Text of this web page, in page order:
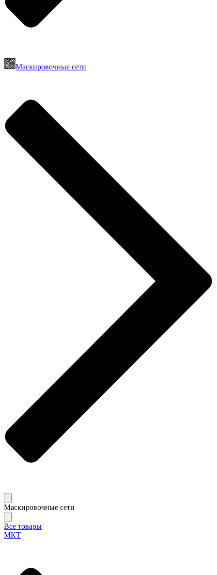
Маскировочные сети
Маскировочные сети
Все товары
МКТ